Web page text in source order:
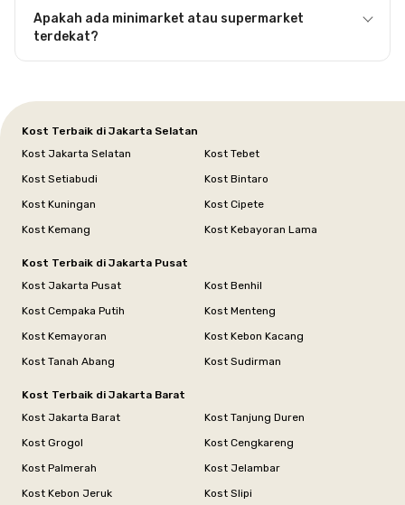
Apakah ada minimarket atau supermarket
terdekat?
Kost Terbaik di Jakarta Selatan
Kost Jakarta Selatan
Kost Tebet
Kost Setiabudi
Kost Bintaro
Kost Kuningan
Kost Cipete
Kost Kemang
Kost Kebayoran Lama
Kost Terbaik di Jakarta Pusat
Kost Jakarta Pusat
Kost Benhil
Kost Cempaka Putih
Kost Menteng
Kost Kemayoran
Kost Kebon Kacang
Kost Tanah Abang
Kost Sudirman
Kost Terbaik di Jakarta Barat
Kost Jakarta Barat
Kost Tanjung Duren
Kost Grogol
Kost Cengkareng
Kost Palmerah
Kost Jelambar
Kost Kebon Jeruk
Kost Slipi